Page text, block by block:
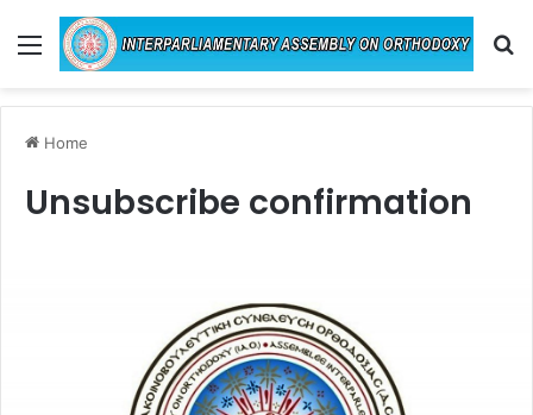
Menu
Home
Unsubscribe confirmation